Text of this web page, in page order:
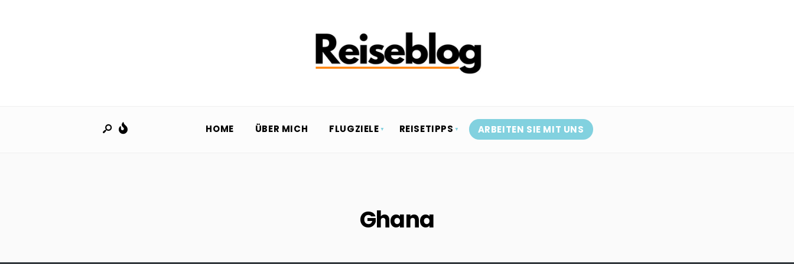
HOME ÜBER MICH FLUGZIELE REISETIPPS ARBEITEN SIE MIT UNS
Ghana